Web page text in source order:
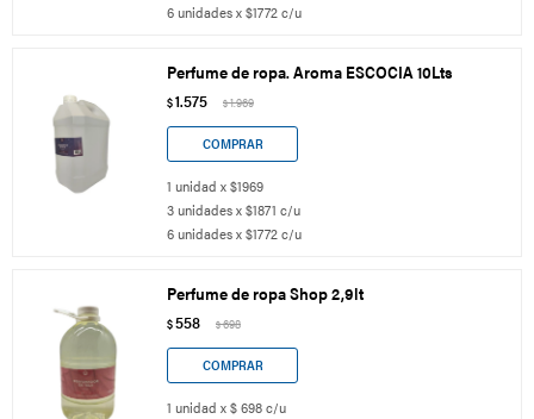
6 unidades x $1772 c/u
Perfume de ropa. Aroma ESCOCIA 10Lts
$1.575 $1.969
1 unidad x $1969
3 unidades x $1871 c/u
6 unidades x $1772 c/u
Perfume de ropa Shop 2,9lt
$558 $698
1 unidad x $ 698 c/u